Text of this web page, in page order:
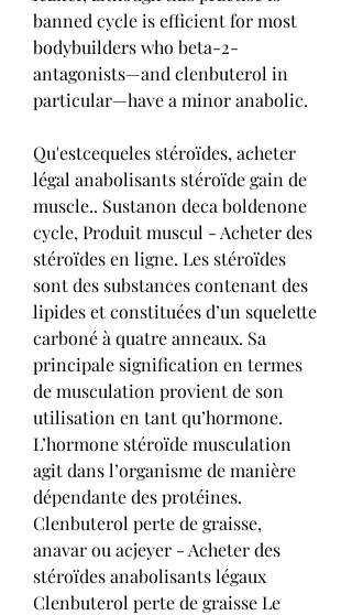
banned cycle is efficient for most
bodybuilders who beta-2-
antagonists—and clenbuterol in
particular—have a minor anabolic.
Qu'estcequeles stéroïdes, acheter
légal anabolisants stéroïde gain de
muscle.. Sustanon deca boldenone
cycle, Produit muscul - Acheter des
stéroïdes en ligne. Les stéroïdes
sont des substances contenant des
lipides et constituées d’un squelette
carboné à quatre anneaux. Sa
principale signification en termes
de musculation provient de son
utilisation en tant qu’hormone.
L’hormone stéroïde musculation
agit dans l’organisme de manière
dépendante des protéines.
Clenbuterol perte de graisse,
anavar ou acjeyer - Acheter des
stéroïdes anabolisants légaux
Clenbuterol perte de graisse Le